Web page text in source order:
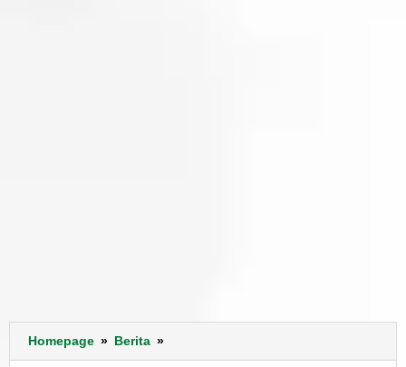
Homepage » Berita »
title